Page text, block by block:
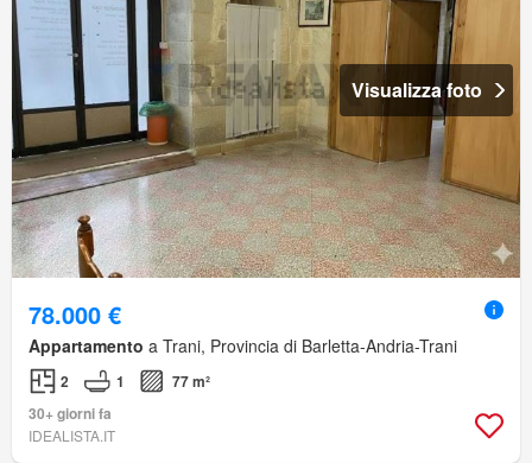
Visualizza foto
78.000 €
Appartamento a Trani, Provincia di Barletta-Andria-Trani
2 1
77 m²
30+ giorni fa
IDEALISTA.IT